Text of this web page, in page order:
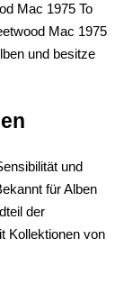
Mac 1975 To
Mac 1975
und besitze
und
für Alben
der
Kollektionen von